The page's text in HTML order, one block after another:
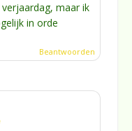
maar ik
in orde
Beantwoorden